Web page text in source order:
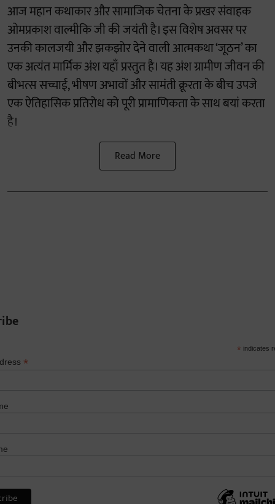
आज महान कथाकार और सामाजिक चेतना के प्रखर संवाहक
ओमप्रकाश वाल्मीकि जी की जयंती है। इस विशेष अवसर पर
उनकी कालजयी और झकझोर देने वाली आत्मकथा ‘जूठन’ का
एक अत्यंत मार्मिक अंश यहाँ प्रस्तुत है। यह अंश ग्रामीण जीवन की
बीभत्स सच्चाई, भीषण अभावों और सामंती क्रूरता के बीच उपजे
एक ऐतिहासिक प्रतिरोध को पूरी प्रामाणिकता के साथ बयां करता
है।
Read More
* indicates
*